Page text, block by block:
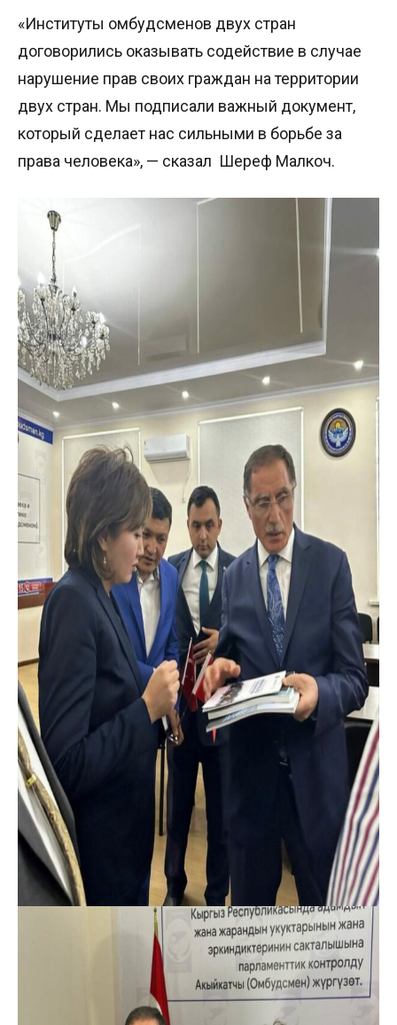
«Институты омбудсменов двух стран
договорились оказывать содействие в случае
нарушение прав своих граждан на территории
двух стран. Мы подписали важный документ,
который сделает нас сильными в борьбе за
права человека», — сказал Шереф Малкоч.